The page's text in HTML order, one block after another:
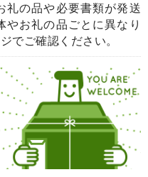
礼の品や必要書類が発送
やお礼の品ごとに異なり
でご確認ください。